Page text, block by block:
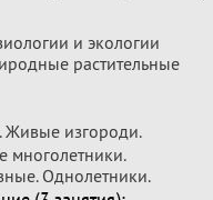
и экологии
растительные
Живые изгороди.
многолетники.
Однолетники.